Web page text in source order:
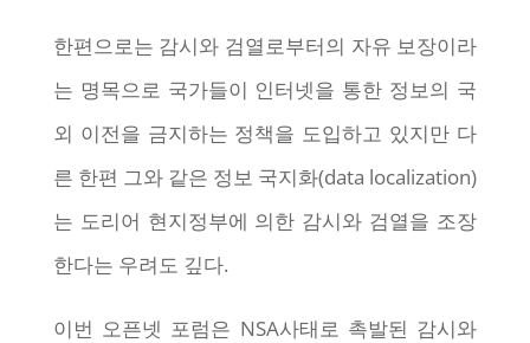
한편으로는 감시와 검열로부터의 자유 보장이라
는 명목으로 국가들이 인터넷을 통한 정보의 국
외 이전을 금지하는 정책을 도입하고 있지만 다
른 한편 그와 같은 정보 국지화(data localization)
는 도리어 현지정부에 의한 감시와 검열을 조장
한다는 우려도 깊다.
이번 오픈넷 포럼은 NSA사태로 촉발된 감시와